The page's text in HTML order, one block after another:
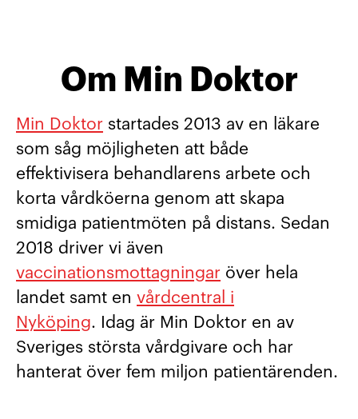
Om Min Doktor
Min Doktor startades 2013 av en läkare
som såg möjligheten att både
effektivisera behandlarens arbete och
korta vårdköerna genom att skapa
smidiga patientmöten på distans. Sedan
2018 driver vi även
vaccinationsmottagningar över hela
landet samt en vårdcentral i
Nyköping. Idag är Min Doktor en av
Sveriges största vårdgivare och har
hanterat över fem miljon patientärenden.